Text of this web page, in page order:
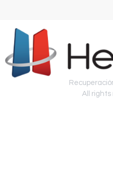
All rights